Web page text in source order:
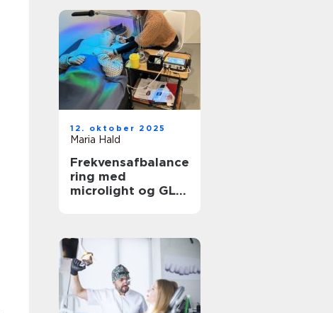
12. oktober 2025
Maria Hald
Frekvensafbalance
ring med
microlight og GL